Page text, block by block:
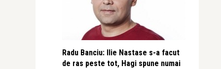
Radu Banciu: Ilie Nastase s-a facut
de ras peste tot, Hagi spune numai